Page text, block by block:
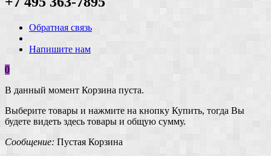
Обратная связь
Напишите нам
0
В данный момент Корзина пуста.
Выберите товары и нажмите на кнопку Купить, тогда Вы
будете видеть здесь товары и общую сумму.
Сообщение: Пустая Корзина